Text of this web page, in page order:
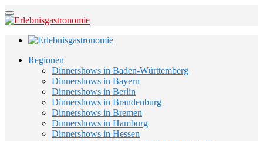
Regionen
Dinnershows in Baden-Württemberg
Dinnershows in Bayern
Dinnershows in Berlin
Dinnershows in Brandenburg
Dinnershows in Bremen
Dinnershows in Hamburg
Dinnershows in Hessen